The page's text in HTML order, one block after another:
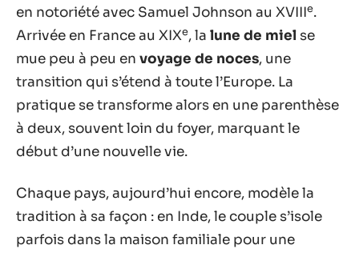
en notoriété avec Samuel Johnson au XVIIIe.
Arrivée en France au XIXe, la lune de miel se
mue peu à peu en voyage de noces, une
transition qui s’étend à toute l’Europe. La
pratique se transforme alors en une parenthèse
à deux, souvent loin du foyer, marquant le
début d’une nouvelle vie.
Chaque pays, aujourd’hui encore, modèle la
tradition à sa façon : en Inde, le couple s’isole
parfois dans la maison familiale pour une